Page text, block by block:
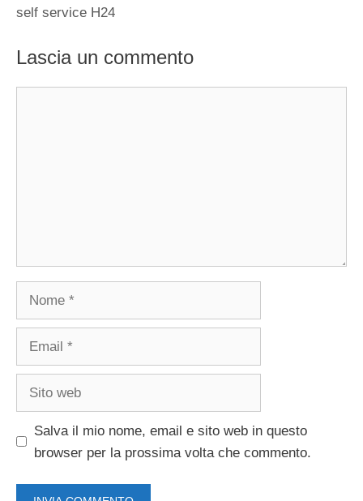
self service H24
Lascia un commento
Salva il mio nome, email e sito web in questo
browser per la prossima volta che commento.